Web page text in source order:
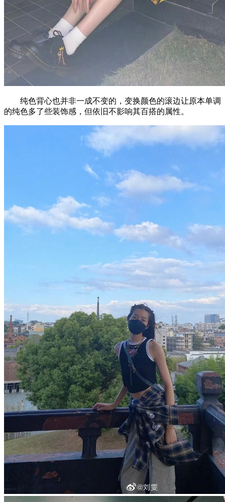
纯色背心也并非一成不变的，变换颜色的滚边让原本单调
的纯色多了些装饰感，但依旧不影响其百搭的属性。